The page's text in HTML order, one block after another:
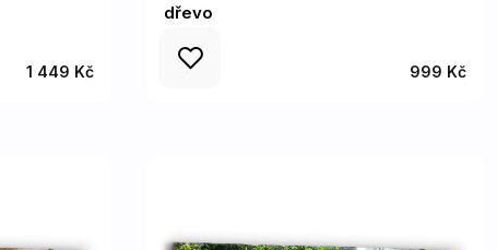
1 449 Kč
dřevo
999 Kč